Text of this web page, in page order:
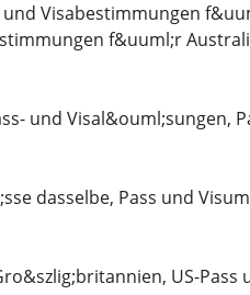
Visabestimmungen
f&uuml;r
und Visal&ouml;sungen,
dasselbe, Pass und Visum
US-Pass